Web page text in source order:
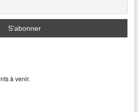
à venir.